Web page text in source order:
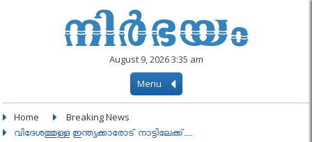
August 9, 2026 3:35 am
Menu
Home Breaking News
വിദേശത്തുള്ള ഇന്ത്യക്കാരോട് നാട്ടിലേക്ക്....